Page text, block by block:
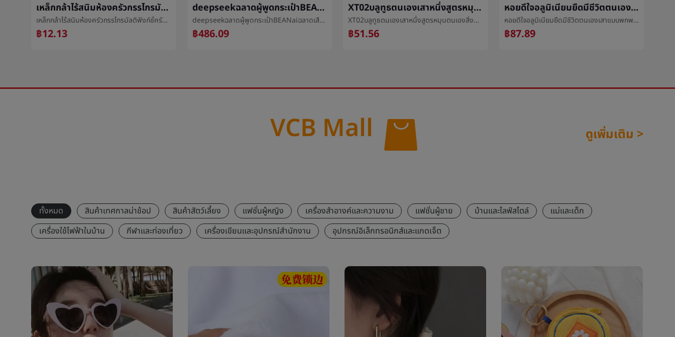
เหล็กกล้าไร้สนิมห้องครัวกรรไกรมัลติฟังก์ชั่ครัวเรือนเหล็กกล้าไร้สนิมกรรไกรไก่กระดูกกรรไกรเมล็ดถั่ววอลนัทå¤¹กรรไกร
เหล็กกล้าไร้สนิมห้องครัวกรรไกรมัลติฟังก์ชั่ครัวเรือนเหล็กกล้าไร้สนิมกรรไกรไก่กระดูกกรรไกรเมล็ดถั่ววอลนัทå¤¹กรรไกร
฿12.13
deepseekฉลาดผู้พูดกระเป๋าBEANaiฉลาดเสียงaiใหญ่แบบกระเป๋าBEANพูดคุยหุ่นยนต์บลูทูธเสียง
deepseekฉลาดผู้พูดกระเป๋าBEANaiฉลาดเสียงaiใหญ่แบบกระเป๋าBEANพูดคุยหุ่นยนต์บลูทูธเสียง
฿486.09
XT02บลูทูธตนเองเสาหนึ่งสูตรหมุนตนเองสิ่งประดิษฐ์โทรศัพท์สากลวีดีโอมีชีวิตขาตั้งตนเองเสา
XT02บลูทูธตนเองเสาหนึ่งสูตรหมุนตนเองสิ่งประดิษฐ์โทรศัพท์สากลวีดีโอมีชีวิตขาตั้งตนเองเสา
฿51.56
หอยดีใจอลูมิเนียมยืดมีชีวิตตนเองเสาแบบพกพาโทรศัพท์ถ่ายภาพการถ่ายภาพขยายออกเสามือถือถ่ายภาพยืนเสา
หอยดีใจอลูมิเนียมยืดมีชีวิตตนเองเสาแบบพกพาโทรศัพท์ถ่ายภาพการถ่ายภาพขยายออกเสามือถือถ่ายภาพยืนเสา
฿87.89
VCB Mall ดูเพิ่มเติม >
ทั้งหมด สินค้าเทศกาลน่าช้อป สินค้าสัตว์เลี้ยง แฟชั่นผู้หญิง เครื่องสำอางค์และความงาม แฟชั่นผู้ชาย บ้านและไลฟ์สไตล์
แม่และเด็ก
เครื่องใช้ไฟฟ้าในบ้าน
กีฬาและท่องเที่ยว เครื่องเขียนและอุปกรณ์สำนักงาน อุปกรณ์อิเล็กทรอนิกส์และแกดเจ็ต